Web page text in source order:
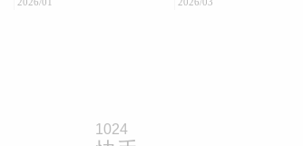
2026/01 2026/03
1024